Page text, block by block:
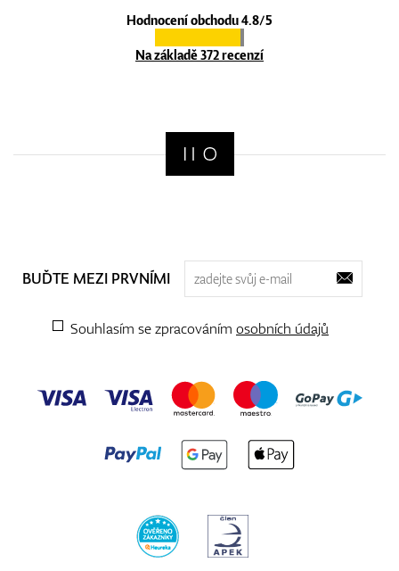
Hodnocení obchodu 4.8/5
Na základě 372 recenzí
BUĎTE MEZI PRVNÍMI
Souhlasím se zpracováním osobních údajů